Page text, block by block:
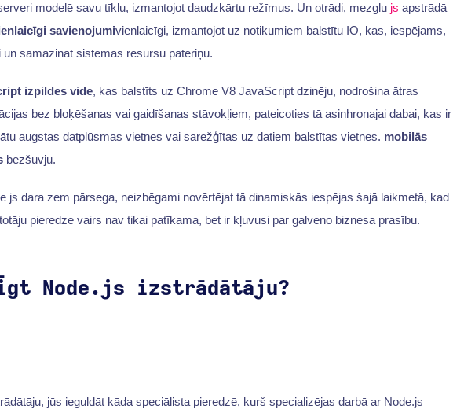
modelē savu tīklu, izmantojot daudzkārtu režīmus. Un otrādi, mezglu js apstrādā
savienojumivienlaicīgi, izmantojot uz notikumiem balstītu IO, kas, iespējams,
un samazināt sistēmas resursu patēriņu.
izpildes vide, kas balstīts uz Chrome V8 JavaScript dzinēju, nodrošina ātras
bez bloķēšanas vai gaidīšanas stāvokļiem, pateicoties tā asinhronajai dabai, kas ir
augstas datplūsmas vietnes vai sarežģītas uz datiem balstītas vietnes. mobilās
bezšuvju.
js dara zem pārsega, neizbēgami novērtējat tā dinamiskās iespējas šajā laikmetā, kad
pieredze vairs nav tikai patīkama, bet ir kļuvusi par galveno biznesa prasību.
Node.js izstrādātāju?
jūs ieguldāt kāda speciālista pieredzē, kurš specializējas darbā ar Node.js